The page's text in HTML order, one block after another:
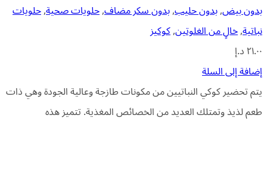
بدون بيض,بدون حليب,بدون سكر مضاف,حلويات صحية,حلويات
نباتية,خالٍ من الغلوتين,كوكيز
٢١.٠٠د.إ
إضافة إلى السلة
يتم تحضير كوكي النباتيين من مكونات طازجة وعالية الجودة وهي ذات
طعم لذيذ وتمتلك العديد من الخصائص المغذية. تتميز هذه